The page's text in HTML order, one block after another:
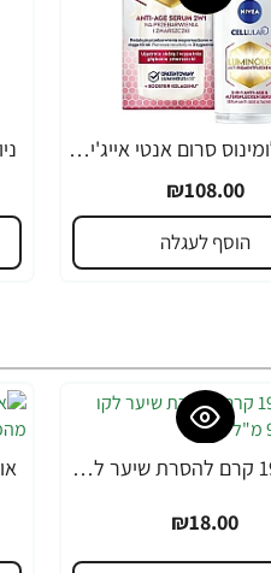
ניוואה לומינוס סרום אנטי אייג'ינג לטיפול בכתמים כהים 30 מ"ל - מבית NIVEA
₪108.00
הוסף לעגלה
אורנה 19 קרם להסרת שיער לקו הביקיני 90 מ"ל
₪18.00